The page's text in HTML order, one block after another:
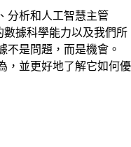
分析和人工智慧主管
據科學能力以及我們所
不是問題，而是機會。
，並更好地了解它如何優